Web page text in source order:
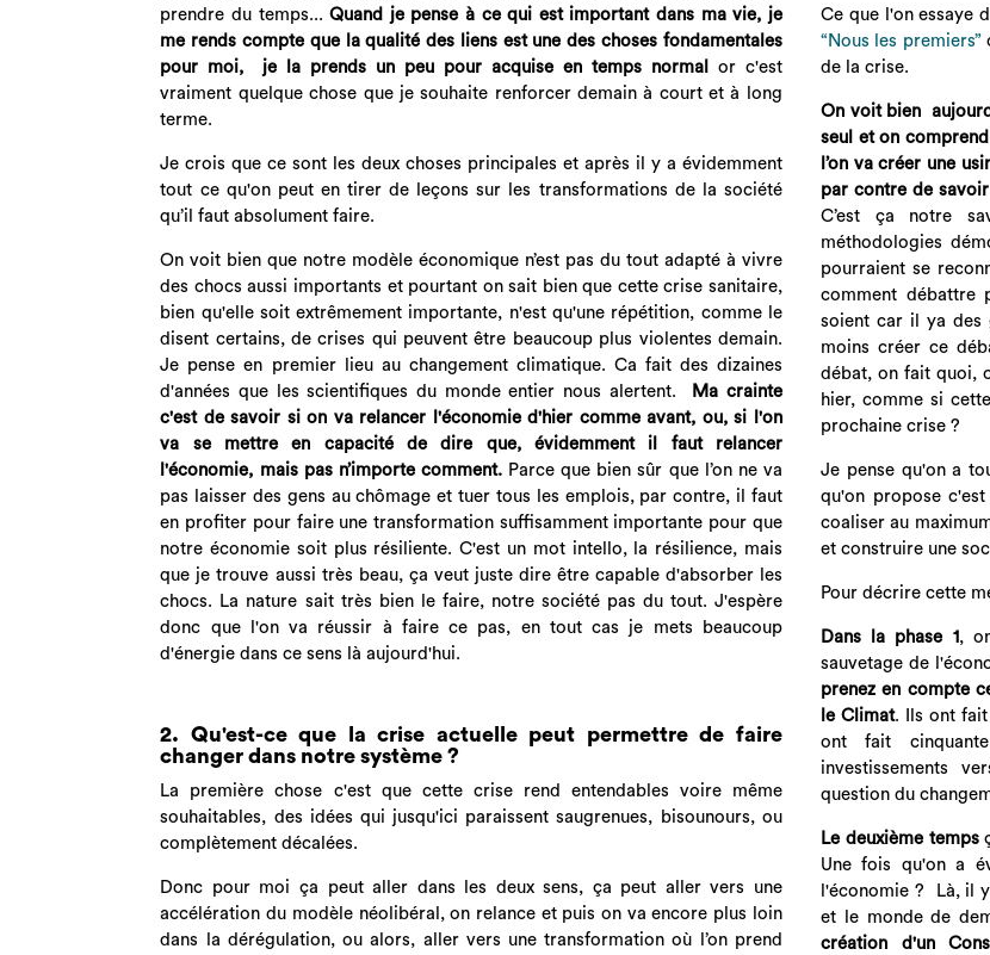
prendre du temps...Quand je pense à ce qui est important dans ma vie, je
me rends compte que la qualité des liens est une des choses fondamentales
pour moi, je la prends un peu pour acquise en temps normal or c'est
vraiment quelque chose que je souhaite renforcer demain à court et à long
terme.
Je crois que ce sont les deux choses principales et après il y a évidemment
tout ce qu'on peut en tirer de leçons sur les transformations de la société
qu’il faut absolument faire.
On voit bien que notre modèle économique n’est pas du tout adapté à vivre
des chocs aussi importants et pourtant on sait bien que cette crise sanitaire,
bien qu'elle soit extrêmement importante, n'est qu'une répétition, comme le
disent certains, de crises qui peuvent être beaucoup plus violentes demain.
Je pense en premier lieu au changement climatique. Ca fait des dizaines
d'années que les scientifiques du monde entier nous alertent.
Ma crainte
c'est de savoir si on va relancer l'économie d'hier comme avant, ou, si l'on
va se mettre en capacité de dire que, évidemment il faut relancer
l'économie, mais pas n’importe comment. Parce que bien sûr que l’on ne va
pas laisser des gens au chômage et tuer tous les emplois, par contre, il faut
en profiter pour faire une transformation suffisamment importante pour que
notre économie soit plus résiliente. C'est un mot intello, la résilience, mais
que je trouve aussi très beau, ça veut juste dire être capable d'absorber les
chocs. La nature sait très bien le faire, notre société pas du tout. J'espère
donc que l'on va réussir à faire ce pas, en tout cas je mets beaucoup
d'énergie dans ce sens là aujourd'hui.
2. Qu'est-ce que la crise actuelle peut permettre de faire
changer dans notre système ?
La première chose c'est que cette crise rend entendables voire même
souhaitables, des idées qui jusqu'ici paraissent saugrenues, bisounours, ou
complètement décalées.
Donc pour moi ça peut aller dans les deux sens, ça peut aller vers une
accélération du modèle néolibéral, on relance et puis on va encore plus loin
dans la dérégulation, ou alors, aller vers une transformation où l’on prend
Ce que l'on essaye
“Nous les premiers”
de la crise.
On voit bien
seul et on
l’on va créer une
par contre de
C’est ça notre
méthodologies
pourraient se
comment débattre
soient car il ya des
moins créer ce
débat, on fait quoi,
hier, comme si
prochaine crise ?
Je pense qu'on a
qu'on propose
coaliser au
et construire une
Pour décrire cette
Dans la phase 1 ,
sauvetage de
prenez en compte
le Climat. Ils ont fait
ont fait
investissements
question du
Le deuxième temps
Une fois qu'on a
l'économie ? Là, il
et le monde de
création d'un